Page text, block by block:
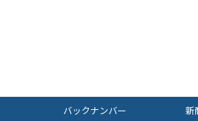
バックナンバー 新